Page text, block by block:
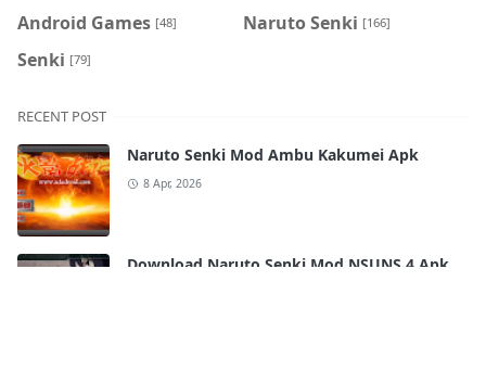
Android Games [48] Naruto Senki [166]
Senki [79]
RECENT POST
Naruto Senki Mod Ambu Kakumei Apk
8 Apr, 2026
Download Naruto Senki Mod NSUNS 4 Apk